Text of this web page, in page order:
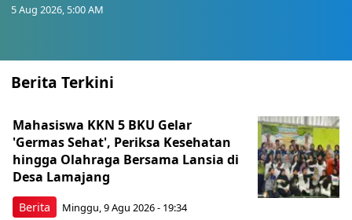
5 Aug 2026, 5:00 AM
Berita Terkini
Berita
Mahasiswa KKN 5 BKU Gelar
'Germas Sehat', Periksa Kesehatan
hingga Olahraga Bersama Lansia di
Desa Lamajang
Minggu, 9 Agu 2026 - 19:34